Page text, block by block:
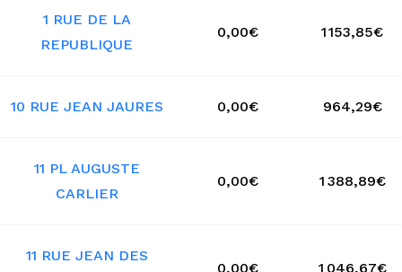
1 RUE DE LA
REPUBLIQUE
0,00€ 1 153,85€
10 RUE JEAN JAURES 0,00€ 964,29€
11 PL AUGUSTE
CARLIER
0,00€ 1 388,89€
11 RUE JEAN DES
0,00€ 1 046,67€